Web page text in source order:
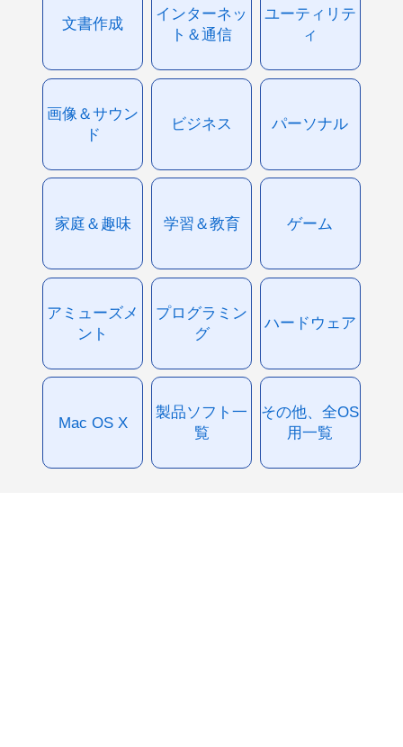
文書作成
インターネッ
ト＆通信
ユーティリテ
ィ
画像＆サウン
ド
ビジネス パーソナル
家庭＆趣味 学習＆教育 ゲーム
アミューズメ
ント
プログラミン
グ
ハードウェア
Mac OS X
製品ソフト一
覧
その他、全OS
用一覧